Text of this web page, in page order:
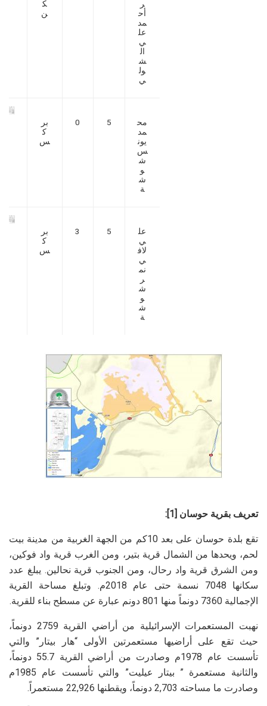
ر
أح
مد
عل
ي
ال
ش
ول
ي
ك
ن
مح
مد
يون
س
ش
و
ش
ة
5
0
بر
ك
س
عل
ي
لاف
ي
نم
ر
ش
و
ش
ة
5
3
بر
ك
س
تعريف بقرية حوسان [1]:
تقع بلدة حوسان على بعد 10كم من الجهة الغربية من مدينة بيت
لحم، ويحدها من الشمال قرية بتير، ومن الغرب قرية واد فوكين،
ومن الشرق قرية واد رحال، ومن الجنوب قرية نحالين. يبلغ عدد
سكانها 7048 نسمة حتى عام 2018م. وتبلغ مساحة القرية
الإجمالية 7360 دونماً منها 801 دونم عبارة عن مسطح بناء للقرية.
نهبت المستعمرات الإسرائيلية من أراضي القرية 2759 دونماً،
حيث تقع على أراضيها مستعمرتين الأولى “هار بيتار” والتي
تأسست عام 1978م وصادرت من أراضي القرية 55.7 دونماً،
والثانية مستعمرة ” بيتار عيليت” والتي تأسست عام 1985م
وصادرت ما مساحته 2,703 دونماً، ويقطنها 22,926 مستعمراً.